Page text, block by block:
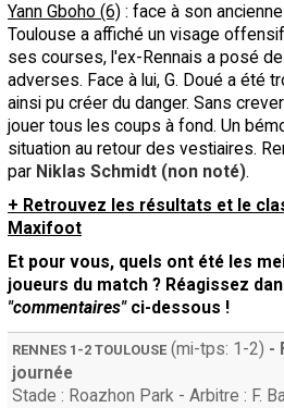
Yann Gboho (6) : face à son
Toulouse a affiché un visage
ses courses, l'ex-Rennais a posé
adverses. Face à lui, G. Doué a été
ainsi pu créer du danger. Sans
jouer tous les coups à fond. Un
situation au retour des vestiaires.
par Niklas Schmidt (non noté).
+ Retrouvez les résultats et le
Maxifoot
Et pour vous, quels ont été les
joueurs du match ? Réagissez
"commentaires"ci-dessous !
RENNES 1-2 TOULOUSE (mi-tps: 1-2) -
journée
Stade : Roazhon Park - Arbitre : F.